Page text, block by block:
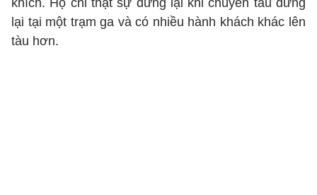
khích. Họ chỉ thật sự dừng lại khi chuyến tàu dừng
lại tại một trạm ga và có nhiều hành khách khác lên
tàu hơn.